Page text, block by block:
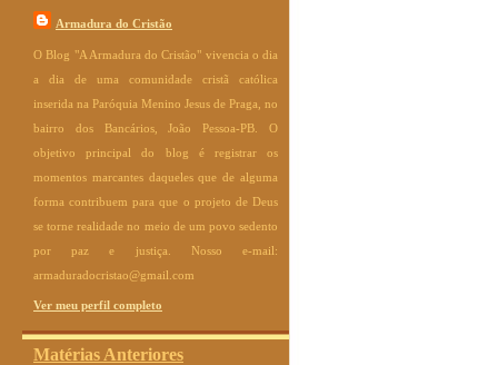
Armadura do Cristão
O Blog "A Armadura do Cristão" vivencia o dia
a dia de uma comunidade cristã católica
inserida na Paróquia Menino Jesus de Praga, no
bairro dos Bancários, João Pessoa-PB. O
objetivo principal do blog é registrar os
momentos marcantes daqueles que de alguma
forma contribuem para que o projeto de Deus
se torne realidade no meio de um povo sedento
por paz e justiça. Nosso e-mail:
armaduradocristao@gmail.com
Ver meu perfil completo
Matérias Anteriores